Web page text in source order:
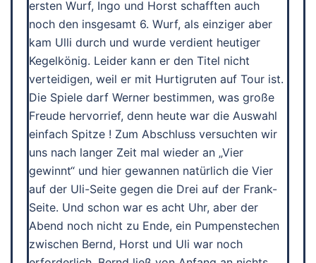
ersten Wurf, Ingo und Horst schafften auch
noch den insgesamt 6. Wurf, als einziger aber
kam Ulli durch und wurde verdient heutiger
Kegelkönig. Leider kann er den Titel nicht
verteidigen, weil er mit Hurtigruten auf Tour ist.
Die Spiele darf Werner bestimmen, was große
Freude hervorrief, denn heute war die Auswahl
einfach Spitze ! Zum Abschluss versuchten wir
uns nach langer Zeit mal wieder an „Vier
gewinnt“ und hier gewannen natürlich die Vier
auf der Uli-Seite gegen die Drei auf der Frank-
Seite. Und schon war es acht Uhr, aber der
Abend noch nicht zu Ende, ein Pumpenstechen
zwischen Bernd, Horst und Uli war noch